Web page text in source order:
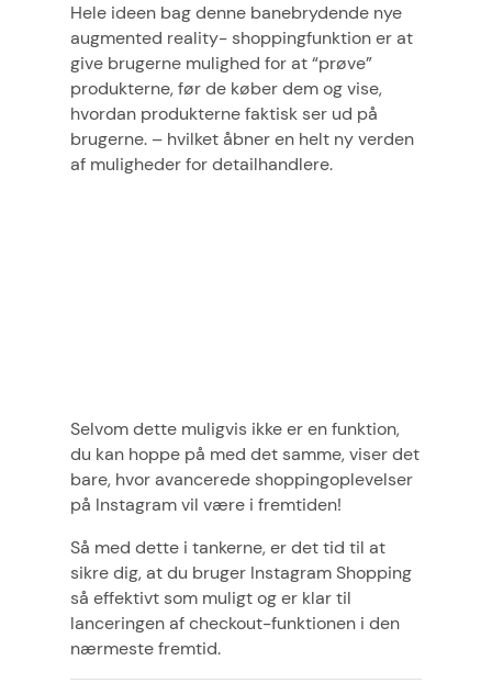
Hele ideen bag denne banebrydende nye
augmented reality- shoppingfunktion er at
give brugerne mulighed for at “prøve”
produkterne, før de køber dem og vise,
hvordan produkterne faktisk ser ud på
brugerne. – hvilket åbner en helt ny verden
af muligheder for detailhandlere.
Selvom dette muligvis ikke er en funktion,
du kan hoppe på med det samme, viser det
bare, hvor avancerede shoppingoplevelser
på Instagram vil være i fremtiden!
Så med dette i tankerne, er det tid til at
sikre dig, at du bruger Instagram Shopping
så effektivt som muligt og er klar til
lanceringen af checkout-funktionen i den
nærmeste fremtid.